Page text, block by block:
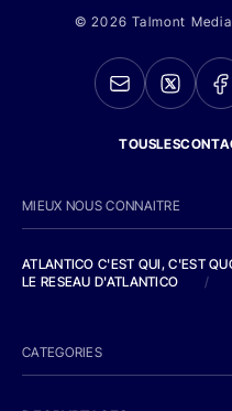
© 2026 Talmont
MIEUX NOUS CONNAITRE
ATLANTICO C'EST QUI, C'EST
LE RESEAU D'ATLANTICO
/
CATEGORIES